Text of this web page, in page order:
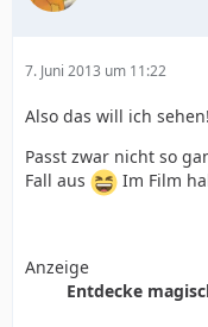
7. Juni 2013 um 11:22
Also das will ich
Passt zwar nicht so
Fall aus
Im Film
Anzeige
Entdecke